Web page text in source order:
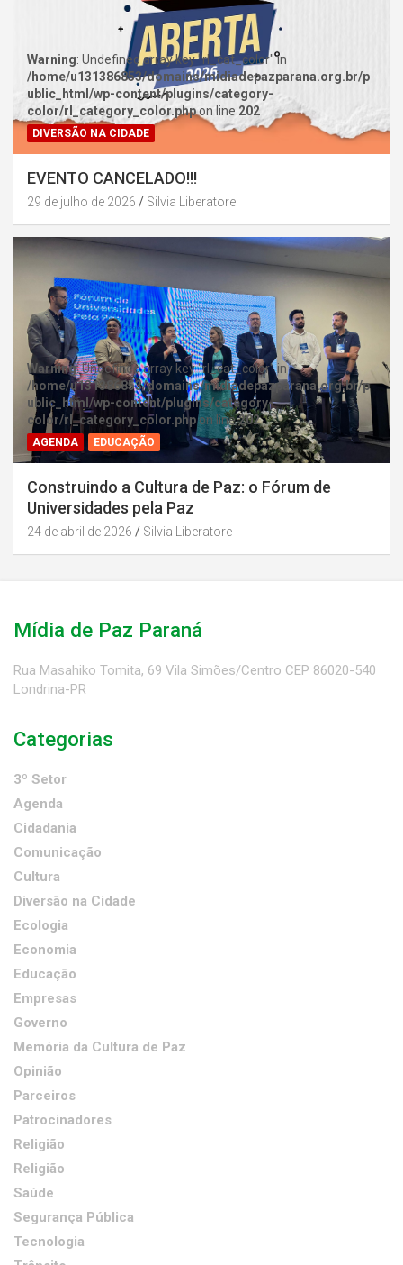
Warning: Undefined array key "rl_cat_color" in
/home/u131386853/domains/midiadepazparana.org.br/p
ublic_html/wp-content/plugins/category-
color/rl_category_color.phpon line 202
DIVERSÃO NA CIDADE
EVENTO CANCELADO!!!
29 de julho de 2026 Silvia Liberatore
Warning: Undefined array key "rl_cat_color" in
/home/u131386853/domains/midiadepazparana.org.br/p
ublic_html/wp-content/plugins/category-
color/rl_category_color.phpon line202
AGENDA EDUCAÇÃO
Construindo a Cultura de Paz: o Fórum de
Universidades pela Paz
24 de abril de 2026 Silvia Liberatore
Mídia de Paz Paraná
Rua Masahiko Tomita, 69 Vila Simões/Centro CEP 86020-540
Londrina-PR
Categorias
3º Setor
Agenda
Cidadania
Comunicação
Cultura
Diversão na Cidade
Ecologia
Economia
Educação
Empresas
Governo
Memória da Cultura de Paz
Opinião
Parceiros
Patrocinadores
Religião
Religião
Saúde
Segurança Pública
Tecnologia